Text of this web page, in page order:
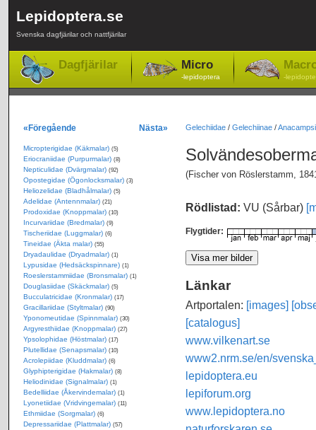
Lepidoptera.se
Svenska dagfjärilar och nattfjärilar
Dagfjärilar Micro
-lepidoptera -
Gelechiidae/ Gelechiinae/
(Fischer von Röslerstamm,
Rödlistad: VU (Sårbar)
Flygtider:
Länkar
Artportalen: [images]
[catalogus]
www.vilkenart.se
www2.nrm.se/en/
lepidoptera.eu
lepiforum.org
www.lepidoptera.no
«Föregående Nästa»
Micropterigidae (Käkmalar) (5)
Eriocraniidae (Purpurmalar) (8)
Nepticulidae (Dvärgmalar) (92)
Opostegidae (Ögonlocksmalar) (3)
Heliozelidae (Bladhålmalar) (5)
Adelidae (Antennmalar) (21)
Prodoxidae (Knoppmalar) (10)
Incurvariidae (Bredmalar) (9)
Tischeriidae (Luggmalar) (6)
Tineidae (Äkta malar) (55)
Dryadaulidae (Dryadmalar) (1)
Lypusidae (Hedsäckspinnare) (1)
Roeslerstammiidae (Bronsmalar) (1)
Douglasiidae (Skäckmalar) (5)
Bucculatricidae (Kronmalar) (17)
Gracillariidae (Styltmalar) (90)
Yponomeutidae (Spinnmalar) (30)
Argyresthiidae (Knoppmalar) (27)
Ypsolophidae (Höstmalar) (17)
Plutellidae (Senapsmalar) (10)
Acrolepiidae (Kluddmalar) (6)
Glyphipterigidae (Hakmalar) (8)
Heliodinidae (Signalmalar) (1)
Bedelliidae (Åkervindemalar) (1)
Lyonetiidae (Vridvingemalar) (11)
Ethmiidae (Sorgmalar) (6)
Depressariidae (Plattmalar) (57)